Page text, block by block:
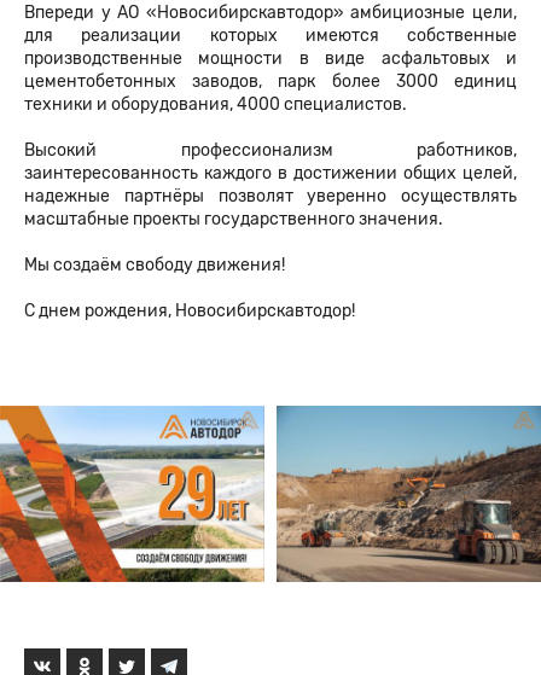
Впереди у АО «Новосибирскавтодор» амбициозные цели,
для реализации которых имеются собственные
производственные мощности в виде асфальтовых и
цементобетонных
заводов, парк более 3000 единиц
техники и оборудования, 4000 специалистов.
Высокий профессионализм работников,
заинтересованность каждого в достижении общих целей,
надежные партнёры позволят уверенно осуществлять
масштабные проекты государственного значения.
Мы создаём свободу движения!
С днем рождения, Новосибирскавтодор!